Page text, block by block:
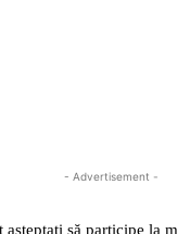
- Advertisement -
să participe la